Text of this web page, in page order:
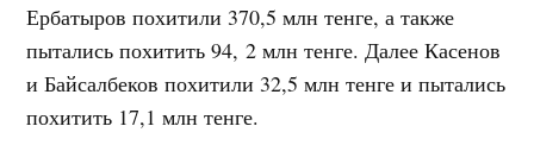
Ербатыров похитили 370,5 млн тенге, а также
пытались похитить 94, 2 млн тенге. Далее Касенов
и Байсалбеков похитили 32,5 млн тенге и пытались
похитить 17,1 млн тенге.